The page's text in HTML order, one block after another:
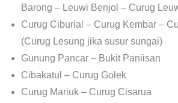
Barong – Leuwi Benjol – Curug
Curug Ciburial – Curug Kembar –
(Curug Lesung jika susur sungai)
Gunung Pancar – Bukit Paniisan
Cibakatul – Curug Golek
Curug Mariuk – Curug Cisarua